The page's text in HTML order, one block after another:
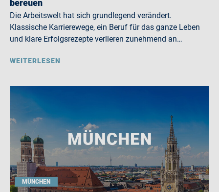
bereuen
Die Arbeitswelt hat sich grundlegend verändert.
Klassische Karrierewege, ein Beruf für das ganze Leben
und klare Erfolgsrezepte verlieren zunehmend an…
WEITERLESEN
MÜNCHEN